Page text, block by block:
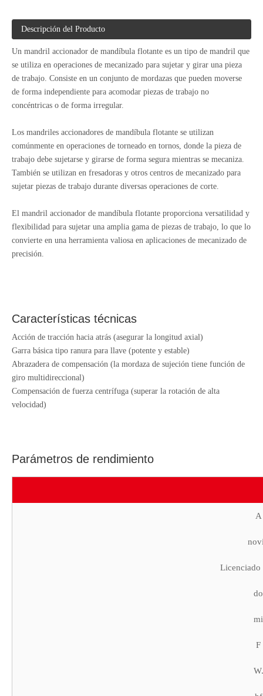
Descripción del Producto
Un mandril accionador de mandíbula flotante es un tipo de mandril que
se utiliza en operaciones de mecanizado para sujetar y girar una pieza
de trabajo. Consiste en un conjunto de mordazas que pueden moverse
de forma independiente para acomodar piezas de trabajo no
concéntricas o de forma irregular.
Los mandriles accionadores de mandíbula flotante se utilizan
comúnmente en operaciones de torneado en tornos, donde la pieza de
trabajo debe sujetarse y girarse de forma segura mientras se mecaniza.
También se utilizan en fresadoras y otros centros de mecanizado para
sujetar piezas de trabajo durante diversas operaciones de corte.
El mandril accionador de mandíbula flotante proporciona versatilidad y
flexibilidad para sujetar una amplia gama de piezas de trabajo, lo que lo
convierte en una herramienta valiosa en aplicaciones de mecanizado de
precisión.
Características técnicas
Acción de tracción hacia atrás (asegurar la longitud axial)
Garra básica tipo ranura para llave (potente y estable)
Abrazadera de compensación (la mordaza de sujeción tiene función de
giro multidireccional)
Compensación de fuerza centrífuga (superar la rotación de alta
velocidad)
Parámetros de rendimiento
A
Licenciado
do
mi
F
W.